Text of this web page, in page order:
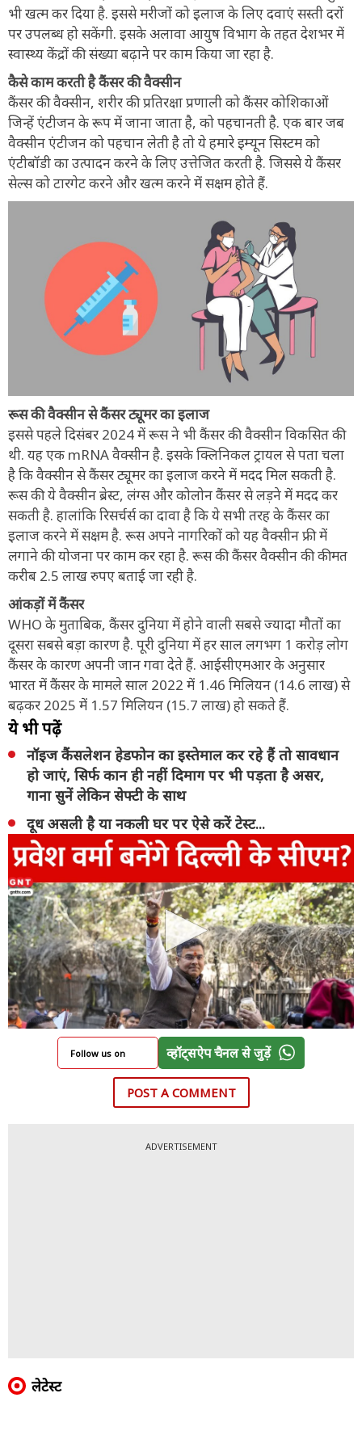
भी खत्म कर दिया है. इससे मरीजों को इलाज के लिए दवाएं सस्ती दरों
पर उपलब्ध हो सकेंगी. इसके अलावा आयुष विभाग के तहत देशभर में
स्वास्थ्य केंद्रों की संख्या बढ़ाने पर काम किया जा रहा है.
कैसे काम करती है कैंसर की वैक्सीन
कैंसर की वैक्सीन, शरीर की प्रतिरक्षा प्रणाली को कैंसर कोशिकाओं
जिन्हें एंटीजन के रूप में जाना जाता है, को पहचानती है. एक बार जब
वैक्सीन एंटीजन को पहचान लेती है तो ये हमारे इम्यून सिस्टम को
एंटीबॉडी का उत्पादन करने के लिए उत्तेजित करती है. जिससे ये कैंसर
सेल्स को टारगेट करने और खत्म करने में सक्षम होते हैं.
रूस की वैक्सीन से कैंसर ट्यूमर का इलाज
इससे पहले दिसंबर 2024 में रूस ने भी कैंसर की वैक्सीन विकसित की
थी. यह एक mRNA वैक्सीन है. इसके क्लिनिकल ट्रायल से पता चला
है कि वैक्सीन से कैंसर ट्यूमर का इलाज करने में मदद मिल सकती है.
रूस की ये वैक्सीन ब्रेस्ट, लंग्स और कोलोन कैंसर से लड़ने में मदद कर
सकती है. हालांकि रिसर्चर्स का दावा है कि ये सभी तरह के कैंसर का
इलाज करने में सक्षम है. रूस अपने नागरिकों को यह वैक्सीन फ्री में
लगाने की योजना पर काम कर रहा है. रूस की कैंसर वैक्सीन की कीमत
करीब 2.5 लाख रुपए बताई जा रही है.
आंकड़ों में कैंसर
WHO के मुताबिक, कैंसर दुनिया में होने वाली सबसे ज्यादा मौतों का
दूसरा सबसे बड़ा कारण है. पूरी दुनिया में हर साल लगभग 1 करोड़ लोग
कैंसर के कारण अपनी जान गवा देते हैं. आईसीएमआर के अनुसार
भारत में कैंसर के मामले साल 2022 में 1.46 मिलियन (14.6 लाख) से
बढ़कर 2025 में 1.57 मिलियन (15.7 लाख) हो सकते हैं.
ये भी पढ़ें
नॉइज कैंसलेशन हेडफोन का इस्तेमाल कर रहे हैं तो सावधान
हो जाएं, सिर्फ कान ही नहीं दिमाग पर भी पड़ता है असर,
गाना सुनें लेकिन सेफ्टी के साथ
दूध असली है या नकली घर पर ऐसे करें टेस्ट...
Follow us on व्हॉट्सऐप चैनल से जुड़ें
POST A COMMENT
ADVERTISEMENT
लेटेस्ट